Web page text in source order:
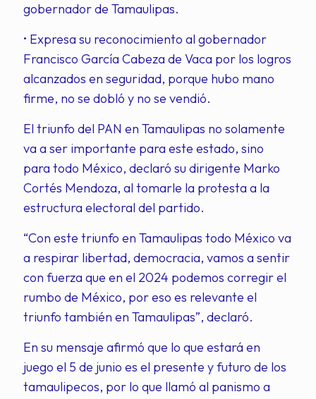
gobernador de Tamaulipas.
• Expresa su reconocimiento al gobernador
Francisco García Cabeza de Vaca por los logros
alcanzados en seguridad, porque hubo mano
firme, no se dobló y no se vendió.
El triunfo del PAN en Tamaulipas no solamente
va a ser importante para este estado, sino
para todo México, declaró su dirigente Marko
Cortés Mendoza, al tomarle la protesta a la
estructura electoral del partido.
“Con este triunfo en Tamaulipas todo México va
a respirar libertad, democracia, vamos a sentir
con fuerza que en el 2024 podemos corregir el
rumbo de México, por eso es relevante el
triunfo también en Tamaulipas”, declaró.
En su mensaje afirmó que lo que estará en
juego el 5 de junio es el presente y futuro de los
tamaulipecos, por lo que llamó al panismo a